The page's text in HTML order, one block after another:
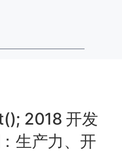
2018 开发
生产力、开